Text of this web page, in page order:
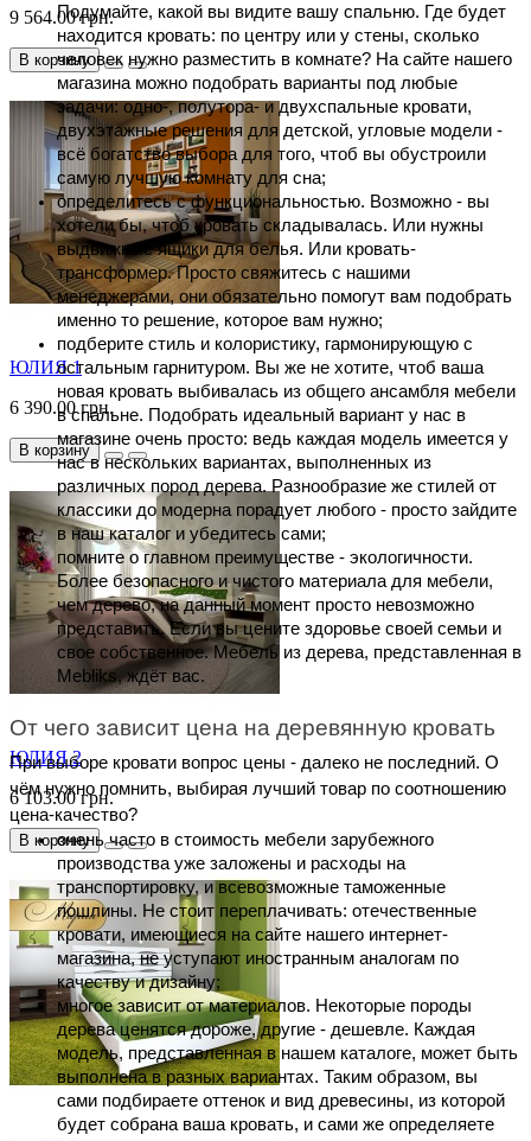
Подумайте, какой вы видите вашу спальню. Где будет
находится кровать: по центру или у стены, сколько
человек нужно разместить в комнате? На сайте нашего
магазина можно подобрать варианты под любые
задачи: одно-, полутора- и двухспальные кровати,
двухэтажные решения для детской, угловые модели -
всё богатство выбора для того, чтоб вы обустроили
самую лучшую комнату для сна;
определитесь с функциональностью. Возможно - вы
хотели бы, чтоб кровать складывалась. Или нужны
выдвижные ящики для белья. Или кровать-
трансформер. Просто свяжитесь с нашими
менеджерами, они обязательно помогут вам подобрать
именно то решение, которое вам нужно;
подберите стиль и колористику, гармонирующую с
остальным гарнитуром. Вы же не хотите, чтоб ваша
новая кровать выбивалась из общего ансамбля мебели
в спальне. Подобрать идеальный вариант у нас в
магазине очень просто: ведь каждая модель имеется у
нас в нескольких вариантах, выполненных из
различных пород дерева. Разнообразие же стилей от
классики до модерна порадует любого - просто зайдите
в наш каталог и убедитесь сами;
помните о главном преимуществе - экологичности.
Более безопасного и чистого материала для мебели,
чем дерево, на данный момент просто невозможно
представить. Если вы цените здоровье своей семьи и
свое собственное. Мебель из дерева, представленная в
Mebliks, ждёт вас.
От чего зависит цена на деревянную кровать
При выборе кровати вопрос цены - далеко не последний. О
чём нужно помнить, выбирая лучший товар по соотношению
цена-качество?
очень часто в стоимость мебели зарубежного
производства уже заложены и расходы на
транспортировку, и всевозможные таможенные
пошлины. Не стоит переплачивать: отечественные
кровати, имеющиеся на сайте нашего интернет-
магазина, не уступают иностранным аналогам по
качеству и дизайну;
многое зависит от материалов. Некоторые породы
дерева ценятся дороже, другие - дешевле. Каждая
модель, представленная в нашем каталоге, может быть
выполнена в разных вариантах. Таким образом, вы
сами подбираете оттенок и вид древесины, из которой
будет собрана ваша кровать, и сами же определяете
9 564.00 грн.
В корзину
ЮЛИЯ 1
6 390.00 грн.
В корзину
ЮЛИЯ 2
6 103.00 грн.
В корзину